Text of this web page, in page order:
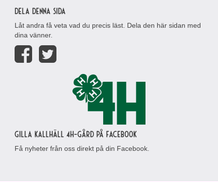
Dela denna sida
Låt andra få veta vad du precis läst. Dela den här sidan med
dina vänner.
Gilla Kallhäll 4H-gård på Facebook
Få nyheter från oss direkt på din Facebook.